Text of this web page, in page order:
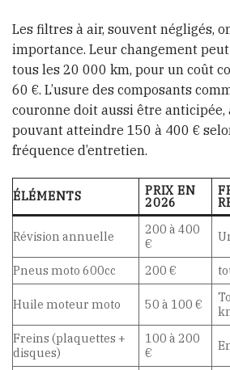
Les filtres à air, souvent négligés,
importance. Leur changement peut
tous les 20 000 km, pour un coût
60 €. L’usure des composants
couronne doit aussi être anticipée,
pouvant atteindre 150 à 400 €
fréquence d’entretien.
ÉLÉMENTS PRIX EN
2026
Révision annuelle
200 à 400
€
Pneus moto 600cc 200 €
Huile moteur moto 50 à 100 €
Freins (plaquettes +
disques)
100 à 200
€